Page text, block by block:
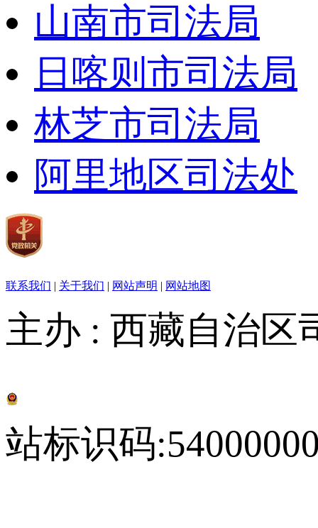
山南市司法局
日喀则市司法局
林芝市司法局
阿里地区司法处
联系我们 | 关于我们 | 网站声明 | 网站地图
主办 : 西藏自治区
站标识码